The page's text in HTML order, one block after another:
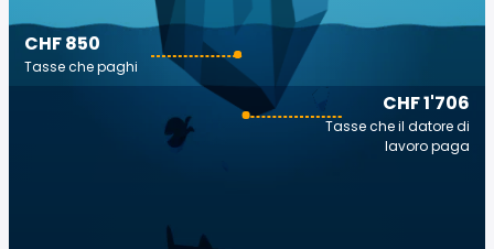
CHF 1'706
Tasse che il datore di
lavoro paga
CHF 850
Tasse che paghi